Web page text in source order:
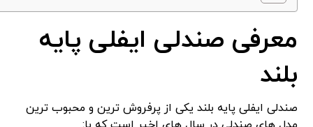
معرفی صندلی ایفلی پایه
بلند
صندلی ایفلی پایه بلند یکی از پرفروش ترین و محبوب ترین